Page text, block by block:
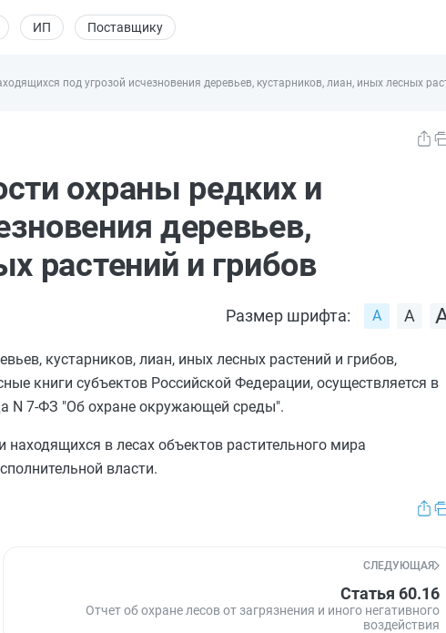
ИП Поставщику
под угрозой исчезновения деревьев, кустарников, лиан, иных лесных
охраны редких и
деревьев,
растений и грибов
Размер шрифта:
кустарников, лиан, иных лесных растений и грибов,
книги субъектов Российской Федерации, осуществляется в
N 7-ФЗ "Об охране окружающей среды".
находящихся в лесах объектов растительного мира
власти.
СЛЕДУЮЩАЯ
Статья 60.16
Отчет об охране лесов от загрязнения и иного негативного
воздействия